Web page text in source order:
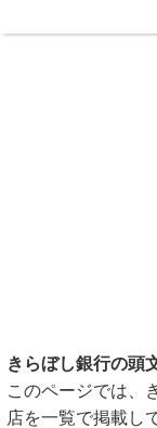
きらぼし銀行の頭
このページでは、
店を一覧で掲載し